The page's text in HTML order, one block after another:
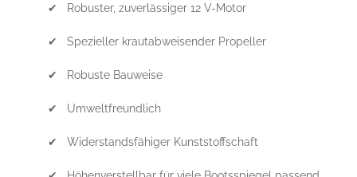
✔ Robuster, zuverlässiger 12 V-Motor
✔ Spezieller krautabweisender Propeller
✔ Robuste Bauweise
✔ Umweltfreundlich
✔ Widerstandsfähiger Kunststoffschaft